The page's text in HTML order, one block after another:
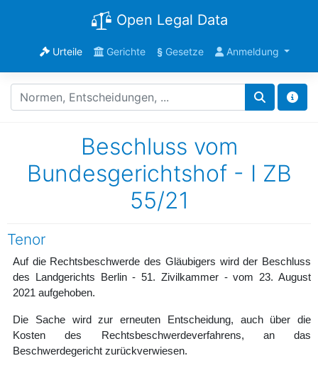
Open Legal Data
Urteile Gerichte §Gesetze Anmeldung
Beschluss vom
Bundesgerichtshof - I ZB
55/21
Tenor
Auf die Rechtsbeschwerde des Gläubigers wird der Beschluss
des Landgerichts Berlin - 51. Zivilkammer - vom 23. August
2021 aufgehoben.
Die Sache wird zur erneuten Entscheidung, auch über die
Kosten des Rechtsbeschwerdeverfahrens, an das
Beschwerdegericht zurückverwiesen.